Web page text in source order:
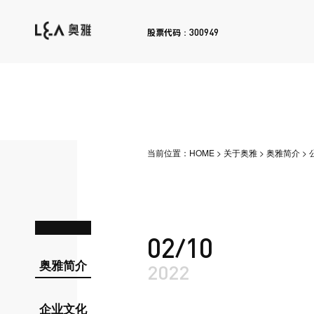
股票代码： 300949
奥雅简介
企业文化
当前位置： HOME > 关于奥雅 > 奥雅简介 >
02/10
2022